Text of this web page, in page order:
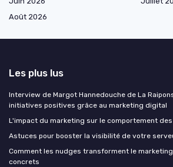
Août 2026
Les plus lus
Interview de Margot Hannedouche de La
initiatives positives grâce au marketing digital
L'impact du marketing sur le comportement
Astuces pour booster la visibilité de votre
Comment les nudges transforment le
concrets